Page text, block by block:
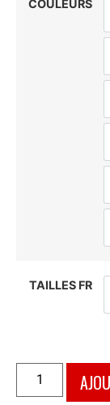
COULEURS
TAILLES FR